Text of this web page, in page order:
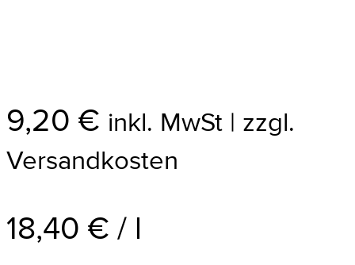
9,20 € inkl. MwSt | zzgl.
Versandkosten
18,40 € / l